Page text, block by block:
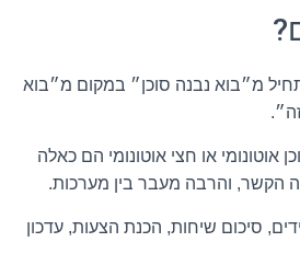
מ״בוא נבנה סוכן״ במקום מ״בוא
אוטונומי או חצי אוטונומי הם כאלה
הקשר, והרבה מעבר בין מערכות.
סיכום שיחות, הכנת הצעות, עדכון